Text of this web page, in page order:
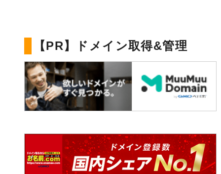
【PR】ドメイン取得&管理